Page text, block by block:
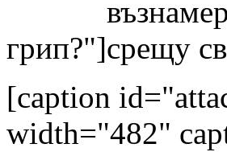
грип?"]
[caption
width="482"